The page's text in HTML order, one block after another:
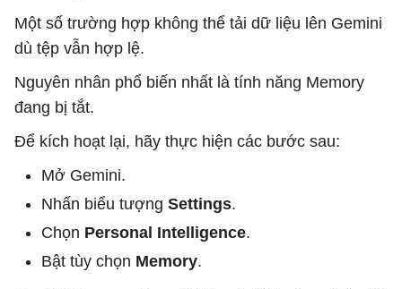
Một số trường hợp không thể tải dữ liệu lên Gemini
dù tệp vẫn hợp lệ.
Nguyên nhân phổ biến nhất là tính năng Memory
đang bị tắt.
Để kích hoạt lại, hãy thực hiện các bước sau:
Mở Gemini.
Nhấn biểu tượng Settings.
Chọn Personal Intelligence.
Bật tùy chọn Memory.